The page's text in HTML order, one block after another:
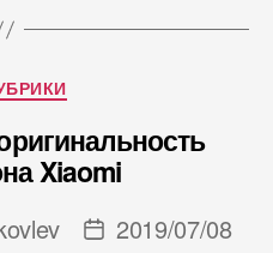
Рубрики
Xiaomi
Дата
2019/07/08